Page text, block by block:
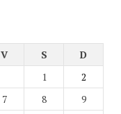
V S
D
1
2
7 8
9